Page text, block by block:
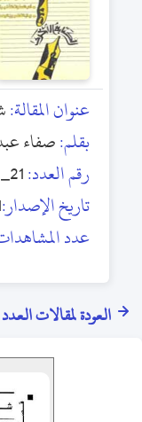
عنوان المقالة:
بقلم:صفاء
رقم العدد:21_22
تاريخ الإصدار:1
عدد
العودة لمقالات العدد